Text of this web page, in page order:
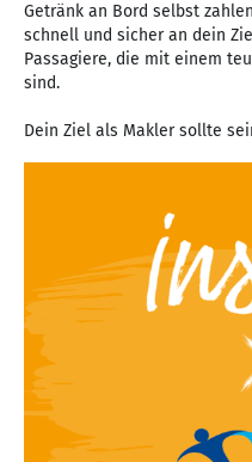
Getränk an Bord selbst
schnell und sicher an dein
Passagiere, die mit einem
sind.
Dein Ziel als Makler sollte